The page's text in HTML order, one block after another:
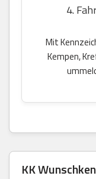
4.
Mit
Kempen,
KK